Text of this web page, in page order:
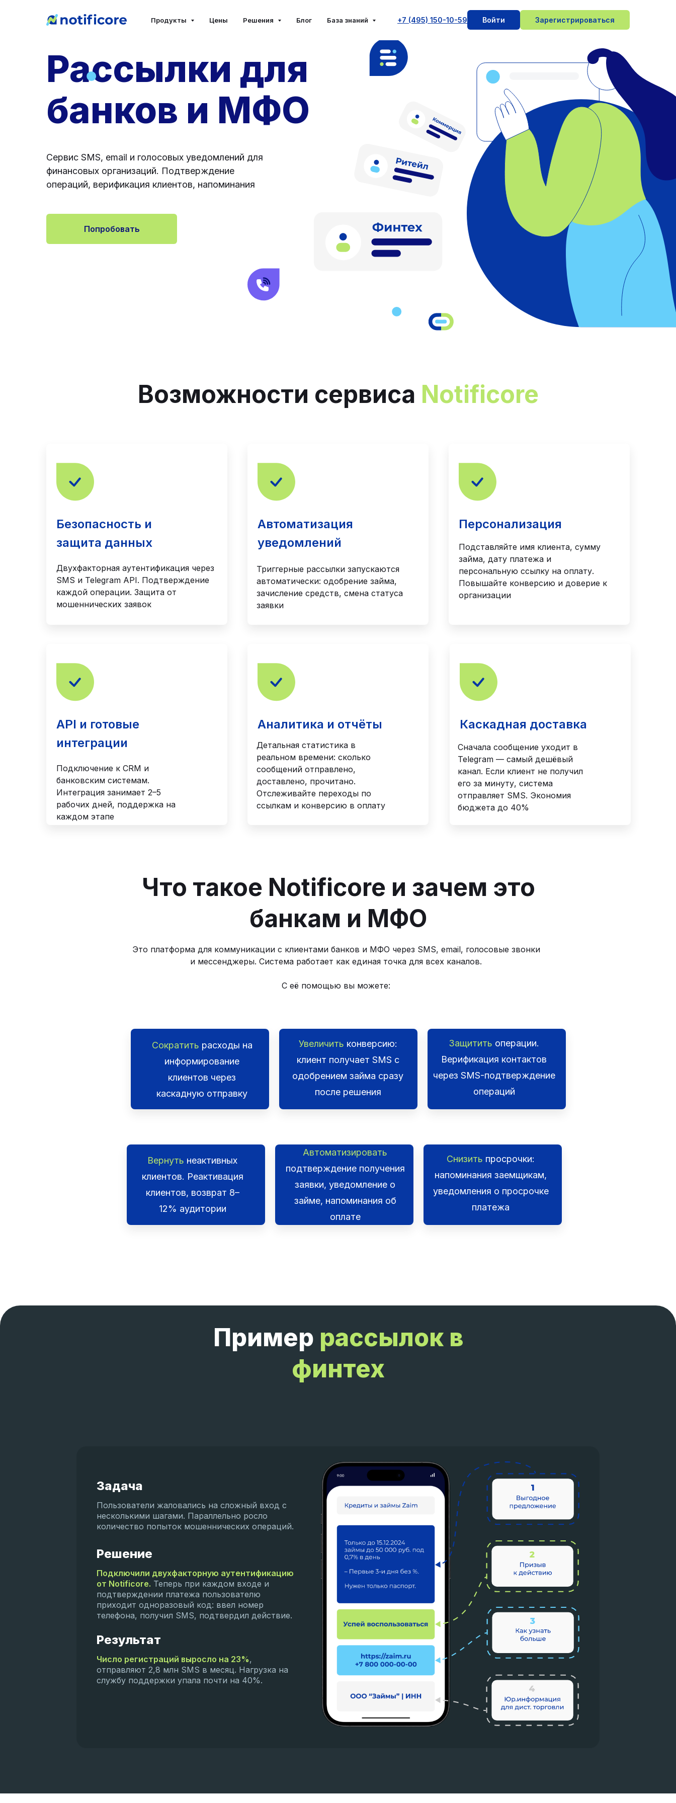
Продукты Цены Решения Блог База знаний +7 (495) 150-10-59 Войти Зарегистрироваться
Рассылки для
банков и МФО
Сервис SMS, email и голосовых уведомлений для
финансовых организаций. Подтверждение
операций, верификация клиентов, напоминания
Попробовать
Возможности сервиса Notificore
Аналитика и отчёты
Детальная статистика в
реальном времени: сколько
сообщений отправлено,
доставлено, прочитано.
Отслеживайте переходы по
ссылкам и конверсию в оплату
API и готовые
интеграции
Подключение к CRM и
банковским системам.
Интеграция занимает 2–5
рабочих дней, поддержка на
каждом этапе
Персонализация
Подставляйте имя клиента, сумму
займа, дату платежа и
персональную ссылку на оплату.
Повышайте конверсию и доверие к
организации
Безопасность и
защита данных
Двухфакторная аутентификация через
SMS и Telegram API. Подтверждение
каждой операции. Защита от
мошеннических заявок
Автоматизация
уведомлений
Триггерные рассылки запускаются
автоматически: одобрение займа,
зачисление средств, смена статуса
заявки
Каскадная доставка
Сначала сообщение уходит в
Telegram — самый дешёвый
канал. Если клиент не получил
его за минуту, система
отправляет SMS. Экономия
бюджета до 40%
Что такое Notificore и зачем это
банкам и МФО
Это платформа для коммуникации с клиентами банков и МФО через SMS, email, голосовые звонки
и мессенджеры. Система работает как единая точка для всех каналов.
С её помощью вы можете:
Сократить расходы на
информирование
клиентов через
каскадную отправку
Увеличить конверсию:
клиент получает SMS с
одобрением займа сразу
после решения
Защитить операции.
Верификация контактов
через SMS-подтверждение
операций
Вернуть неактивных
клиентов. Реактивация
клиентов, возврат 8–
12% аудитории
Автоматизировать
подтверждение получения
заявки, уведомление о
займе, напоминания об
оплате
Снизить просрочки:
напоминания заемщикам,
уведомления о просрочке
платежа
Пример рассылок в
финтех
Пользователи жаловались на сложный вход с
несколькими шагами. Параллельно росло
количество попыток мошеннических операций.
Задача
Решение
Подключили двухфакторную аутентификацию
от Notificore. Теперь при каждом входе и
подтверждении платежа пользователю
приходит одноразовый код: ввел номер
телефона, получил SMS, подтвердил действие.
Число регистраций выросло на 23%,
отправляют 2,8 млн SMS в месяц. Нагрузка на
службу поддержки упала почти на 40%.
Результат